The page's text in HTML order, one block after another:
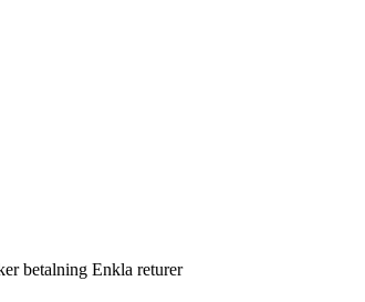
betalning Enkla returer